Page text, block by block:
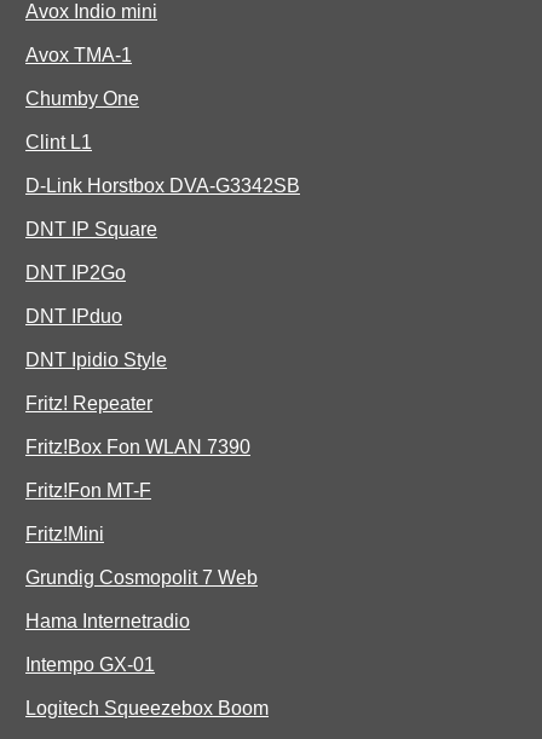
Avox Indio mini
Avox TMA-1
Chumby One
Clint L1
D-Link Horstbox DVA-G3342SB
DNT IP Square
DNT IP2Go
DNT IPduo
DNT Ipidio Style
Fritz! Repeater
Fritz!Box Fon WLAN 7390
Fritz!Fon MT-F
Fritz!Mini
Grundig Cosmopolit 7 Web
Hama Internetradio
Intempo GX-01
Logitech Squeezebox Boom